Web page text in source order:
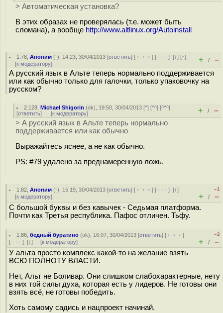
> Автоматическая установка?
В этих образах не проверялась (т.е. может быть
сломана), а вообще http://www.altlinux.org/Autoinstall
1.78 ,Аноним (-), 14:23, 30/04/2013 [ответить] [ ﹢﹢﹢] [ · · ·][↓] [↑]
[к модератору] + / –
А русский язык в Альте теперь нормально поддерживается
или как обычно только для галочки, только упаковочку на
русском?
2.128 ,Michael Shigorin (ok), 19:50, 30/04/2013 [^] [^^] [^^^]
[ответить] [к модератору] + / –
> А русский язык в Альте теперь нормально
поддерживается или как обычно
Выражайтесь яснее, а не как обычно.
PS: #79 удалено за преднамеренную ложь.
1.82 ,Аноним (-), 15:19, 30/04/2013 [ответить] [ ﹢﹢﹢] [ · · ·][↑]
[к модератору]
–1
+ / –
С большой буквы и без кавычек - Седьмая платформа.
Почти как Третья республика. Пафос отличен. Тьфу.
1.86 ,бедный буратино (ok), 16:07, 30/04/2013 [ответить] [ ﹢﹢﹢]
[ · · · ] [↓] [к модератору]
–2
+ / –
У альта просто комплекс какой-то на желание взять
ВСЮ ПОЛНОТУ ВЛАСТИ.
Нет, Альт не Боливар. Они слишком слабохарактерные, нету
в них той силы духа, которая есть у лидеров. Не готовы они
взять всё, не готовы победить.
Хоть самому садись и нацпроект начинай.